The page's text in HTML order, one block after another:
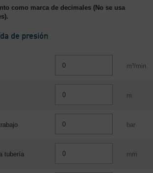
como marca de decimales (No se usa
de presión
m³/min
m
bar
tubería mm